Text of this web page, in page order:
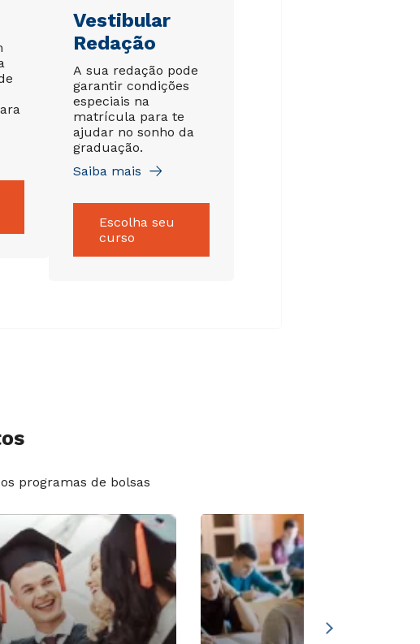
Vestibular
Redação
A sua redação pode
garantir condições
especiais na
matrícula para te
ajudar no sonho da
graduação.
Saiba mais
Escolha seu
curso
programas de bolsas